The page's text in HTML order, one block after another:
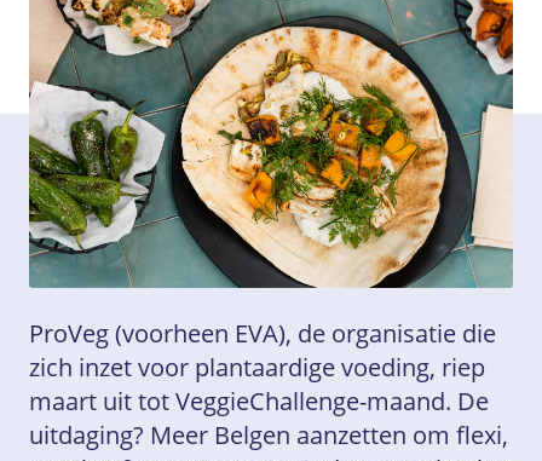
ProVeg (voorheen EVA), de organisatie die
zich inzet voor plantaardige voeding, riep
maart uit tot VeggieChallenge-maand. De
uitdaging? Meer Belgen aanzetten om flexi,